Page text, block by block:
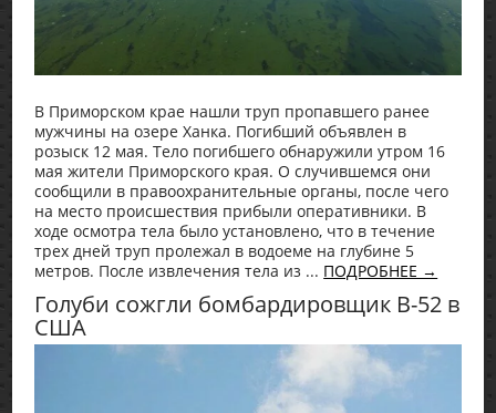
В Приморском крае нашли труп пропавшего ранее
мужчины на озере Ханка. Погибший объявлен в
розыск 12 мая. Тело погибшего обнаружили утром 16
мая жители Приморского края. О случившемся они
сообщили в правоохранительные органы, после чего
на место происшествия прибыли оперативники. В
ходе осмотра тела было установлено, что в течение
трех дней труп пролежал в водоеме на глубине 5
метров. После извлечения тела из ... ПОДРОБНЕЕ →
Голуби сожгли бомбардировщик В-52 в
США